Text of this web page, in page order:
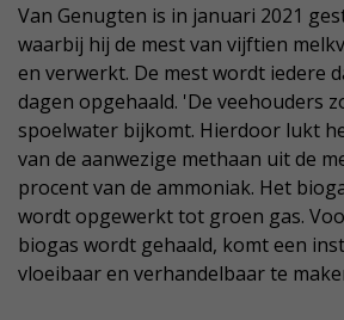
Van Genugten is in januari 2021
waarbij hij de mest van vijftien
en verwerkt. De mest wordt iedere
dagen opgehaald. 'De veehouders
spoelwater bijkomt. Hierdoor lukt
van de aanwezige methaan uit de
procent van de ammoniak. Het
wordt opgewerkt tot groen gas.
biogas wordt gehaald, komt een
vloeibaar en verhandelbaar te